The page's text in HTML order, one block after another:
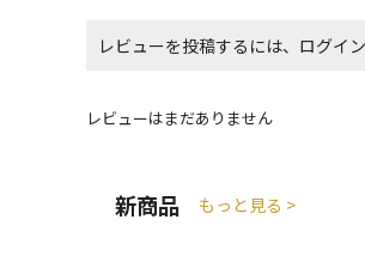
レビューを投稿するには、ログイ
レビューはまだありません
新商品 もっと見る >